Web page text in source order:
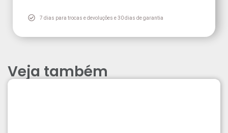
7 dias para trocas e devoluções e 30 dias de garantia
Veja também